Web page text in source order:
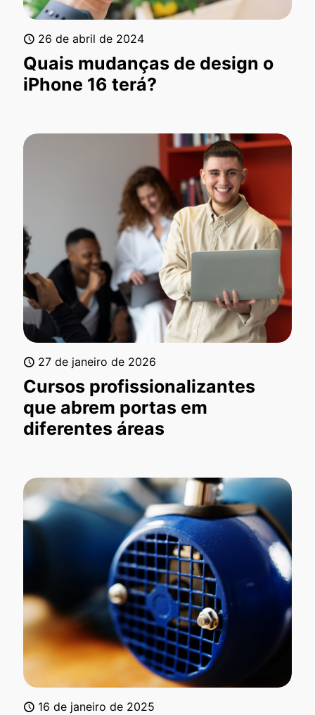
26 de abril de 2024
Quais mudanças de design o
iPhone 16 terá?
27 de janeiro de 2026
Cursos profissionalizantes
que abrem portas em
diferentes áreas
16 de janeiro de 2025